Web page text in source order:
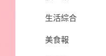
生活綜合
美食報